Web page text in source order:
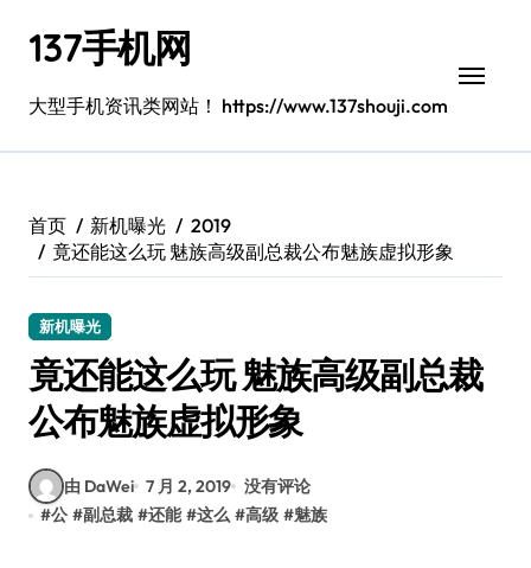
137手机网
大型手机资讯类网站！ https://www.137shouji.com
首页 新机曝光
2019
竟还能这么玩 魅族高级副总裁公布魅族虚拟形象
新机曝光
竟还能这么玩 魅族高级副总裁
公布魅族虚拟形象
由 DaWei 7 月 2, 2019 没有评论
#公 #副总裁 #还能 #这么 #高级 #魅族